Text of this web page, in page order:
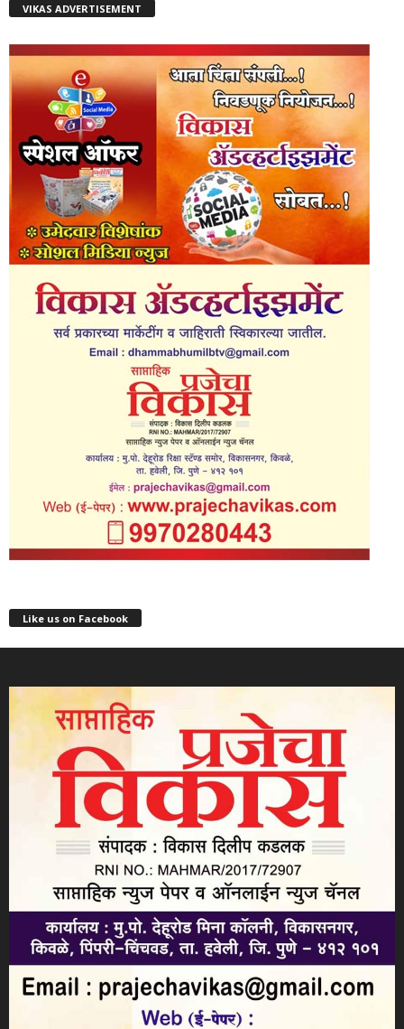
VIKAS ADVERTISEMENT
Like us on Facebook